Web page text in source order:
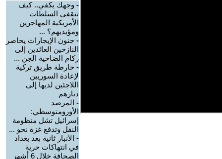
- وجهك يكفي.. كيف
تتقفى السلطات
الأمريكية المهاجرين
ومؤيديهم؟ ...
- جنون الإيجارات يحاصر
النازحين العائدين إلى
ركام الضاحية الجن ...
- خارطة طريق تركية
لإعادة السوريين
اللاجئين لديها إلى
ديارهم
- المرصد
الأورومتوسطي:
إسرائيل تشل منظومة
النقل وتدفع غزة نحو ...
- الأنبار ثانية بعد بغداد
في انتهاكات حرية
الصحافة خلال 6 أشهر